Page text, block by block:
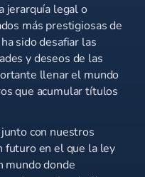
jerarquía legal o
más prestigiosas de
sido desafiar las
y deseos de las
llenar el mundo
que acumular títulos
con nuestros
futuro en el que la ley
mundo donde